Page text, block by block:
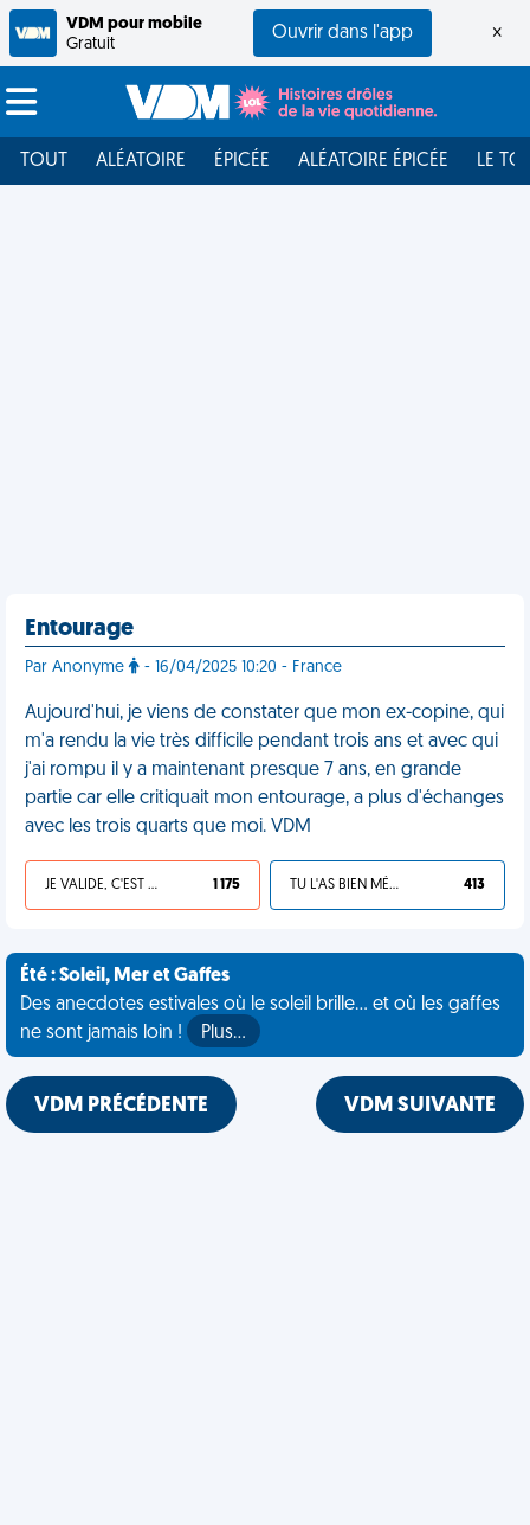
VDM pour mobile
Gratuit
Ouvrir dans l'app ×
TOUT ALÉATOIRE ÉPICÉE ALÉATOIRE ÉPICÉE LE
Entourage
Par Anonyme - 16/04/2025 10:20 - France
Aujourd'hui, je viens de constater que mon ex-copine, qui
m'a rendu la vie très difficile pendant trois ans et avec qui
j'ai rompu il y a maintenant presque 7 ans, en grande
partie car elle critiquait mon entourage, a plus d'échanges
avec les trois quarts que moi. VDM
JE VALIDE, C'EST UNE VDM 1 175 TU L'AS BIEN MÉRITÉ 413
Été : Soleil, Mer et Gaffes
Des anecdotes estivales où le soleil brille... et où les gaffes
ne sont jamais loin !
Plus…
VDM PRÉCÉDENTE VDM SUIVANTE